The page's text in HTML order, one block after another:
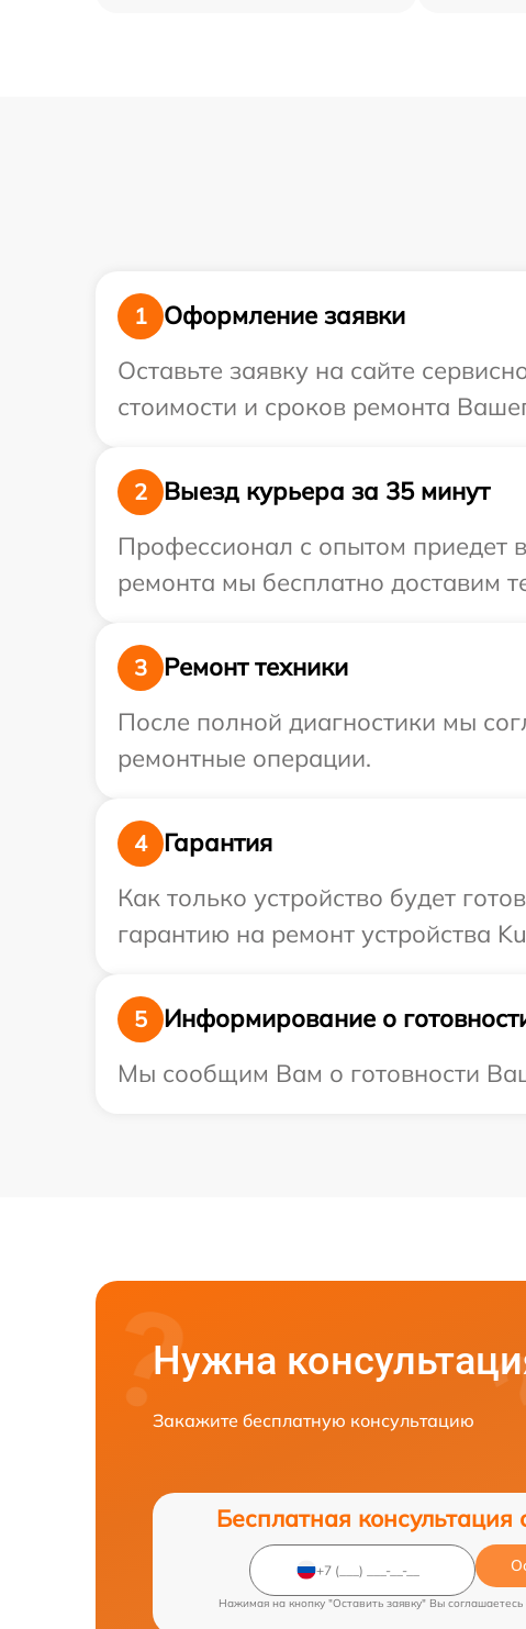
1
Оформление заявки
Оставьте заявку на сайте
стоимости и сроков ремонта
2
Выезд курьера за 35 минут
Профессионал с опытом приедет
ремонта мы бесплатно доставим
3
Ремонт техники
После полной диагностики мы
ремонтные операции.
4
Гарантия
Как только устройство будет
гарантию на ремонт устройства
5
Информирование о
Мы сообщим Вам о готовности
Нужна
Закажите бесплатную консультацию
Бесплатная консультация
Нажимая на кнопку "Оставить заявку" Вы соглашаетесь